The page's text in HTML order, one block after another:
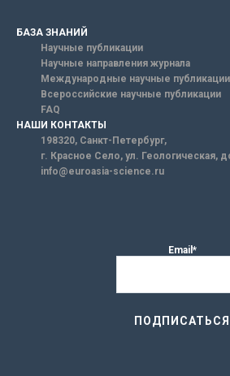
БАЗА ЗНАНИЙ
Научные публикации
Научные направления журнала
Международные научные публикации
Всероссийские научные публикации
FAQ
НАШИ КОНТАКТЫ
198320, Санкт-Петербург,
г. Красное Село, ул. Геологическая,
info@euroasia-science.ru
Email*